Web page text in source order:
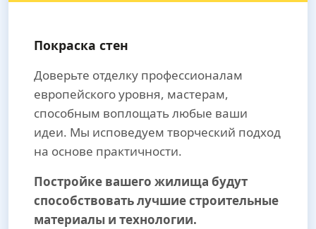
Покраска стен
Доверьте отделку профессионалам
европейского уровня, мастерам,
способным воплощать любые ваши
идеи. Мы исповедуем творческий подход
на основе практичности.
Постройке вашего жилища будут
способствовать лучшие строительные
материалы и технологии.